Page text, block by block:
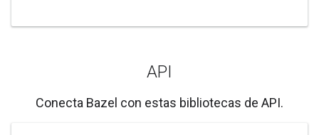
API
Conecta Bazel con estas bibliotecas de API.